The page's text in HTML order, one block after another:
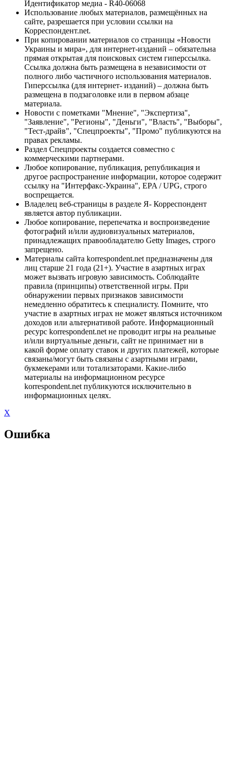
Идентификатор медиа - R40-06068
Использование любых материалов, размещённых на
сайте, разрешается при условии ссылки на
Корреспондент.net.
При копировании материалов со страницы «Новости
Украины и мира», для интернет-изданий – обязательна
прямая открытая для поисковых систем гиперссылка.
Ссылка должна быть размещена в независимости от
полного либо частичного использования материалов.
Гиперссылка (для интернет- изданий) – должна быть
размещена в подзаголовке или в первом абзаце
материала.
Новости с пометками "Мнение", "Экспертиза",
"Заявление", "Регионы", "Деньги", "Власть", "Выборы",
"Тест-драйв", "Спецпроекты", "Промо" публикуются на
правах рекламы.
Раздел Спецпроекты создается совместно с
коммерческими партнерами.
Любое копирование, публикация, републикация и
другое распространение информации, которое содержит
ссылку на "Интерфакс-Украина", EPA / UPG, строго
воспрещается.
Владелец веб-страницы в разделе Я- Корреспондент
является автор публикации.
Любое копирование, перепечатка и воспроизведение
фотографий и/или аудиовизуальных материалов,
принадлежащих правообладателю Getty Images, строго
запрещено.
Материалы сайта korrespondent.net предназначены для
лиц старше 21 года (21+). Участие в азартных играх
может вызвать игровую зависимость. Соблюдайте
правила (принципы) ответственной игры. При
обнаружении первых признаков зависимости
немедленно обратитесь к специалисту. Помните, что
участие в азартных играх не может являться источником
доходов или альтернативой работе. Информационный
ресурс korrespondent.net не проводит игры на реальные
и/или виртуальные деньги, сайт не принимает ни в
какой форме оплату ставок и других платежей, которые
связаны/могут быть связаны с азартными играми,
букмекерами или тотализаторами. Какие-либо
материалы на информационном ресурсе
korrespondent.net публикуются исключительно в
информационных целях.
X
Ошибка